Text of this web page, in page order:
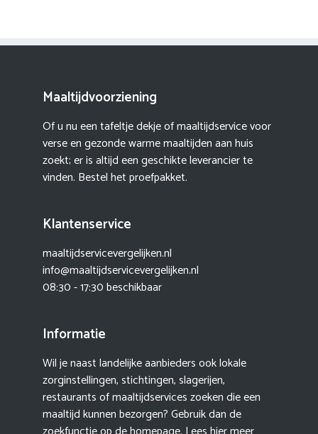
Maaltijdvoorziening
Of u nu een tafeltje dekje of maaltijdservice voor
verse en gezonde warme maaltijden aan huis
zoekt; er is altijd een geschikte leverancier te
vinden. Bestel het proefpakket.
Klantenservice
maaltijdservicevergelijken.nl
info@maaltijdservicevergelijken.nl
08:30 - 17:30 beschikbaar
Informatie
Wil je naast landelijke aanbieders ook lokale
zorginstellingen, stichtingen, slagerijen,
restaurants of maaltijdservices zoeken die een
maaltijd kunnen bezorgen? Gebruik dan de